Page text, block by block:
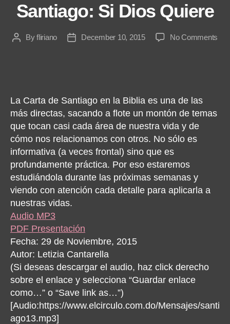
Santiago: Si Dios Quiere
PostByfliriano
PostDecember 10, 2015 No Comments
La Carta de Santiago en la Biblia es una de las
más directas, sacando a flote un montón de temas
que tocan casi cada área de nuestra vida y de
cómo nos relacionamos con otros. No sólo es
informativa (a veces frontal) sino que es
profundamente práctica. Por eso estaremos
estudiándola durante las próximas semanas y
viendo con atención cada detalle para aplicarla a
nuestras vidas.
Audio MP3
PDF Presentación
Fecha: 29 de Noviembre, 2015
Autor: Letizia Cantarella
(Si deseas descargar el audio, haz click derecho
sobre el enlace y selecciona “Guardar enlace
como…” o “Save link as…”)
[Audio:https://www.elcirculo.com.do/Mensajes/santi
ago13.mp3]